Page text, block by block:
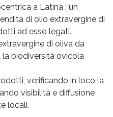
a Latina : un
di olio extravergine di
ad esso legati.
di oliva da
biodiversità ovicola
verificando in loco la
visibilità e diffusione
locali.